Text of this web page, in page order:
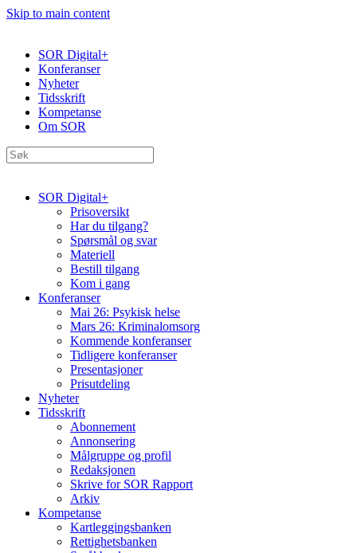
Skip to main content
SOR Digital+
Konferanser
Nyheter
Tidsskrift
Kompetanse
Om SOR
SOR Digital+
Prisoversikt
Har du tilgang?
Spørsmål og svar
Materiell
Bestill tilgang
Kom i gang
Konferanser
Mai 26: Psykisk helse
Mars 26: Kriminal­omsorg
Kommende konferanser
Tidligere konferanser
Presentasjoner
Prisutdeling
Nyheter
Tidsskrift
Abonnement
Annonsering
Målgruppe og profil
Redaksjonen
Skrive for SOR Rapport
Arkiv
Kompetanse
Kartleggingsbanken
Rettighetsbanken